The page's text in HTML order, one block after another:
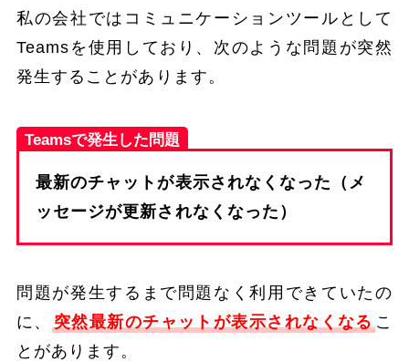
私の会社ではコミュニケーションツールとして
Teamsを使用しており、次のような問題が突然
発生することがあります。
Teamsで発生した問題
最新のチャットが表示されなくなった（メ
ッセージが更新されなくなった）
問題が発生するまで問題なく利用できていたの
に、
突然最新のチャットが表示されなくなる こ
とがあります。